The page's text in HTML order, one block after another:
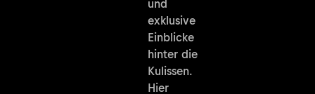
und
exklusive
Einblicke
hinter die
Kulissen.
Hier